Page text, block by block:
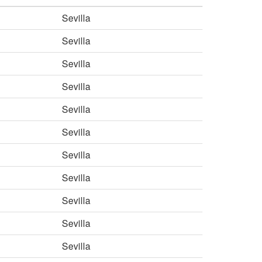
Sevilla
Sevilla
Sevilla
Sevilla
Sevilla
Sevilla
Sevilla
Sevilla
Sevilla
Sevilla
Sevilla